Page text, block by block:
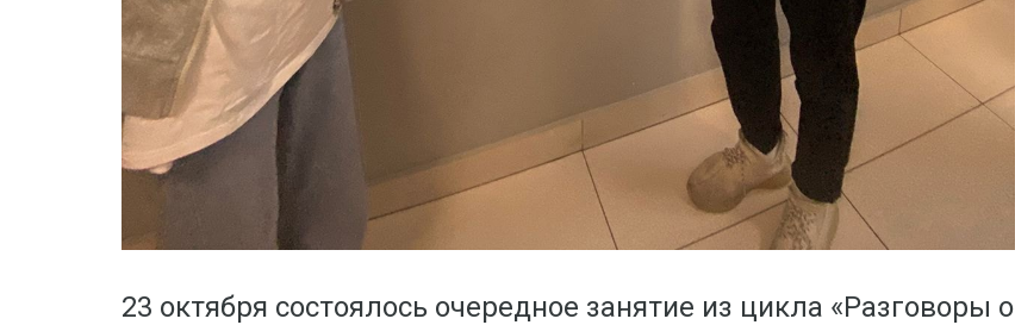
23 октября состоялось очередное занятие из цикла «Разговоры о